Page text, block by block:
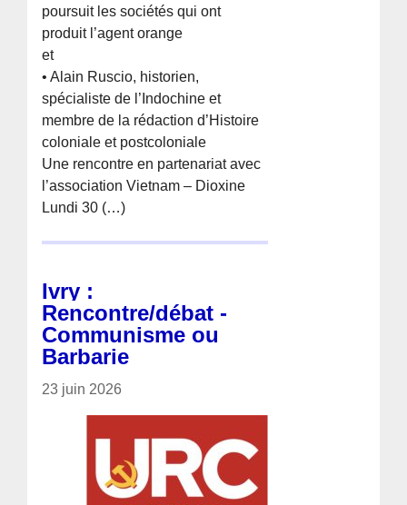
poursuit les sociétés qui ont
produit l’agent orange
et
• Alain Ruscio, historien,
spécialiste de l’Indochine et
membre de la rédaction d’Histoire
coloniale et postcoloniale
Une rencontre en partenariat avec
l’association Vietnam – Dioxine
Lundi 30 (…)
Ivry :
Rencontre/débat -
Communisme ou
Barbarie
23 juin 2026